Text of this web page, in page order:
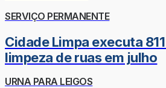
SERVIÇO PERMANENTE
Cidade Limpa executa
limpeza de ruas em julho
URNA PARA LEIGOS